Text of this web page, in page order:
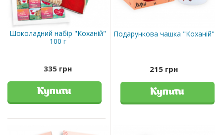
Шоколадний набір "Коханій"
100 г
335 грн
Купити
Подарункова чашка "Коханій"
215 грн
Купити